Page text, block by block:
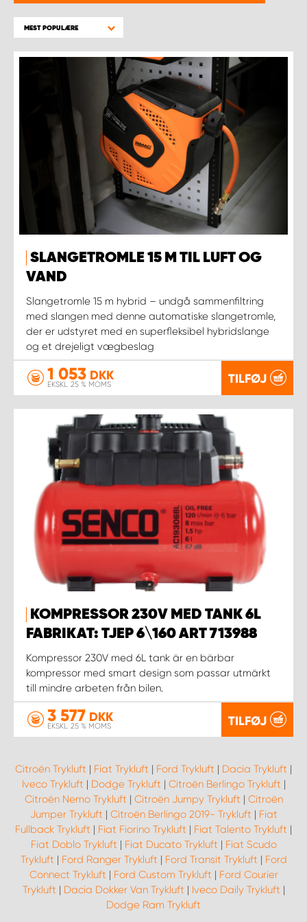
MEST POPULÆRE
SLANGETROMLE 15 M TIL LUFT OG
VAND
Slangetromle 15 m hybrid – undgå sammenfiltring
med slangen med denne automatiske slangetromle,
der er udstyret med en superfleksibel hybridslange
og et drejeligt vægbeslag
1 053 DKK
EKSKL. 25 % MOMS TILFØJ
KOMPRESSOR 230V MED TANK 6L
FABRIKAT: TJEP 6\160 ART 713988
Kompressor 230V med 6L tank är en bärbar
kompressor med smart design som passar utmärkt
till mindre arbeten från bilen.
3 577 DKK
EKSKL. 25 % MOMS TILFØJ
Citroën Trykluft | Fiat Trykluft | Ford Trykluft | Dacia Trykluft |
Iveco Trykluft | Dodge Trykluft | Citroën Berlingo Trykluft |
Citroën Nemo Trykluft | Citroën Jumpy Trykluft | Citroën
Jumper Trykluft | Citroën Berlingo 2019- Trykluft | Fiat
Fullback Trykluft | Fiat Fiorino Trykluft | Fiat Talento Trykluft |
Fiat Doblo Trykluft | Fiat Ducato Trykluft | Fiat Scudo
Trykluft | Ford Ranger Trykluft | Ford Transit Trykluft | Ford
Connect Trykluft | Ford Custom Trykluft | Ford Courier
Trykluft | Dacia Dokker Van Trykluft | Iveco Daily Trykluft |
Dodge Ram Trykluft